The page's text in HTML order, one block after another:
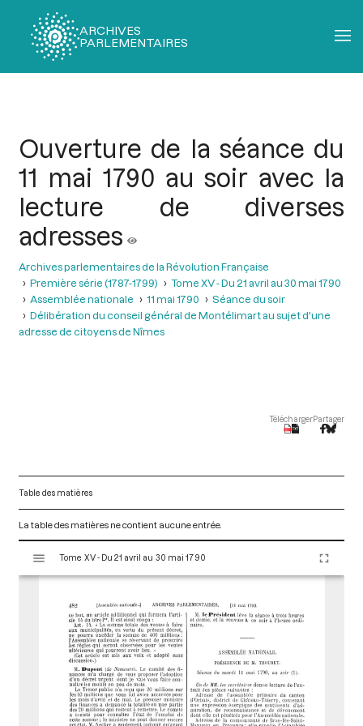
ARCHIVES
PARLEMENTAIRES
Ouverture de la séance du
11 mai 1790 au soir avec la
lecture de diverses
adresses
Archives parlementaires de la Révolution Française
Première série (1787-1799)
Tome XV - Du 21 avril au 30 mai 1790
Assemblée nationale
11 mai 1790
Séance du soir
Délibération du conseil général de Montélimart au sujet d'une
adresse de citoyens de Nîmes
TéléchargerPartager
Table des matières
La table des matières ne contient aucune entrée.
s
Tome XV - Du 21 avril au 30 mai 1790